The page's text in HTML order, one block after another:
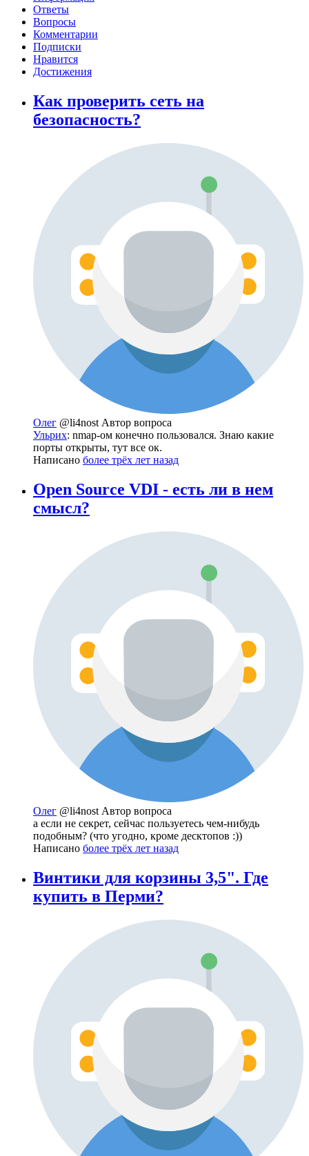
Ответы
Вопросы
Комментарии
Подписки
Нравится
Достижения
Как проверить сеть на
безопасность?
Олег @li4nost Автор вопроса
Ульрих: nmap-ом конечно пользовался. Знаю какие
порты открыты, тут все ок.
Написано более трёх лет назад
Open Source VDI - есть ли в нем
смысл?
Олег @li4nost Автор вопроса
а если не секрет, сейчас пользуетесь чем-нибудь
подобным? (что угодно, кроме десктопов :))
Написано более трёх лет назад
Винтики для корзины 3,5". Где
купить в Перми?